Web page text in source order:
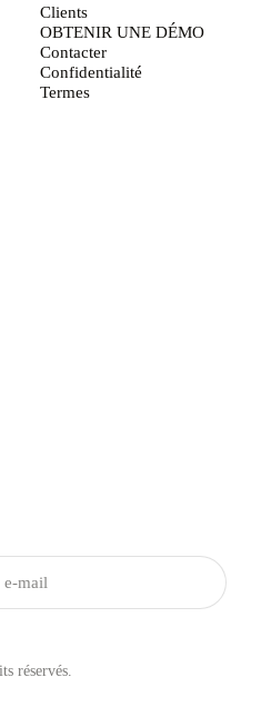
Clients
OBTENIR UNE DÉMO
Contacter
Confidentialité
Termes
réservés.